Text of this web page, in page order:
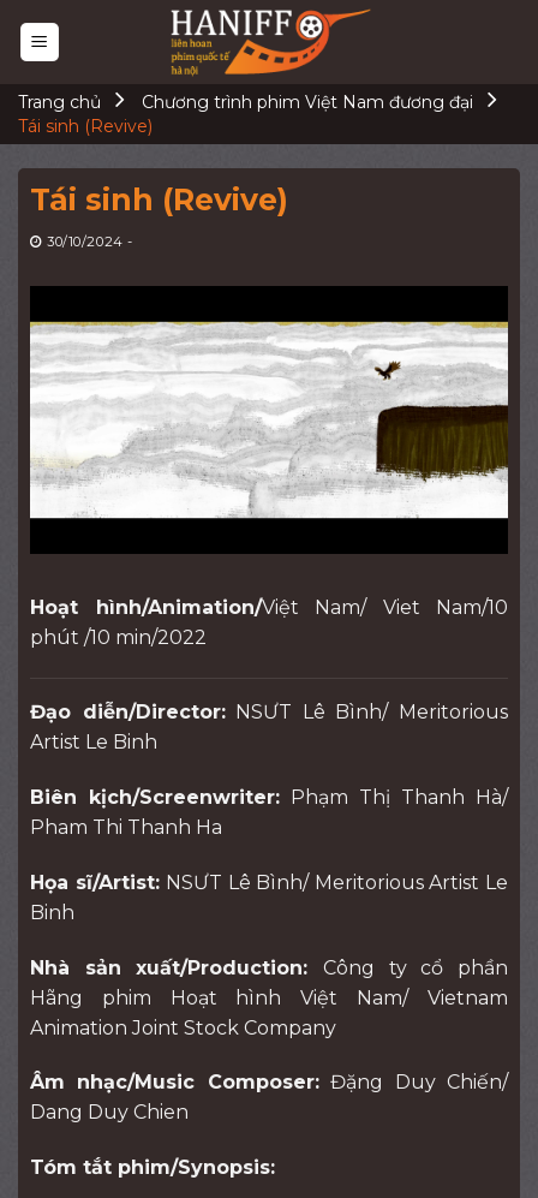
Trang chủ
Chương trình phim Việt Nam đương đại
Tái sinh (Revive)
Tái sinh (Revive)
30/10/2024 -
Hoạt hình/Animation/Việt Nam/ Viet Nam/10
phút /10 min/2022
Đạo diễn/Director:NSƯT Lê Bình/ Meritorious
Artist Le Binh
Biên kịch/Screenwriter: Phạm Thị Thanh Hà/
Pham Thi Thanh Ha
Họa sĩ/Artist: NSƯT Lê Bình/ Meritorious Artist Le
Binh
Nhà sản xuất/Production: Công ty cổ phần
Hãng phim Hoạt hình Việt Nam/ Vietnam
Animation Joint Stock Company
Âm nhạc/Music Composer:Đặng Duy Chiến/
Dang Duy Chien
Tóm tắt phim/Synopsis: